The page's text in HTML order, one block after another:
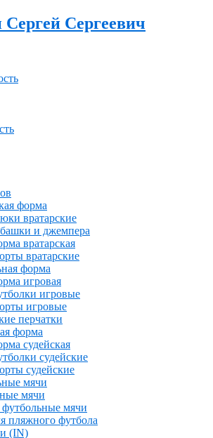
Сергеевич
форма
вратарские
и джемпера
вратарская
вратарские
форма
игровая
игровые
игровые
перчатки
форма
судейская
судейские
судейские
мячи
мячи
футбольные мячи
пляжного футбола
(IN)